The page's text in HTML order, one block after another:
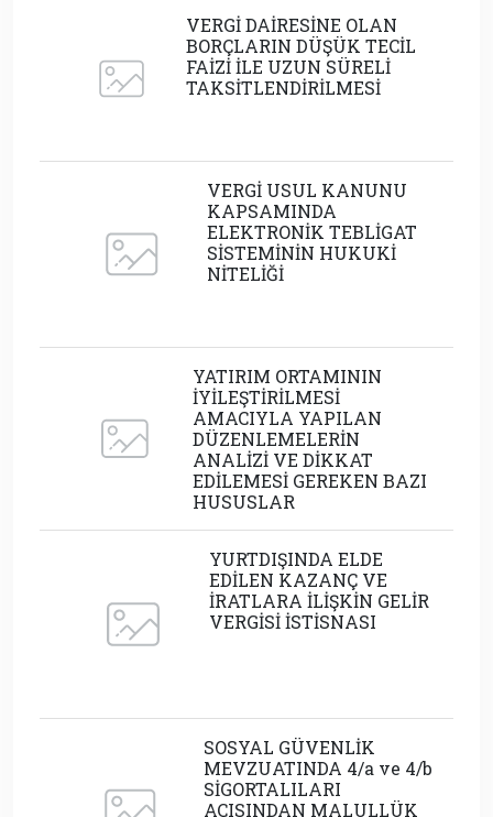
VERGİ DAİRESİNE OLAN
BORÇLARIN DÜŞÜK TECİL
FAİZİ İLE UZUN SÜRELİ
TAKSİTLENDİRİLMESİ
VERGİ USUL KANUNU
KAPSAMINDA
ELEKTRONİK TEBLİGAT
SİSTEMİNİN HUKUKİ
NİTELİĞİ
YATIRIM ORTAMININ
İYİLEŞTİRİLMESİ
AMACIYLA YAPILAN
DÜZENLEMELERİN
ANALİZİ VE DİKKAT
EDİLEMESİ GEREKEN BAZI
HUSUSLAR
YURTDIŞINDA ELDE
EDİLEN KAZANÇ VE
İRATLARA İLİŞKİN GELİR
VERGİSİ İSTİSNASI
SOSYAL GÜVENLİK
MEVZUATINDA 4/a ve 4/b
SİGORTALILARI
AÇISINDAN MALULLÜK